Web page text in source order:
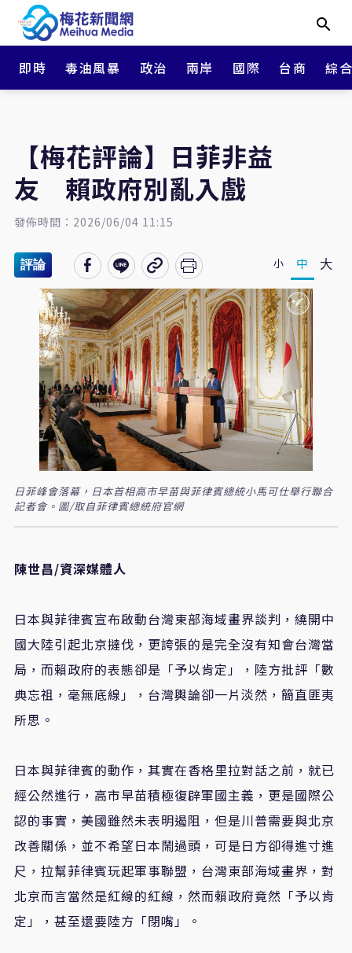
即時 毒油風暴 政治 兩岸 國際 台商 綜
【梅花評論】日菲非益
友 賴政府別亂入戲
發佈時間：2026/06/04 11:15
評論 小 中 大
日菲峰會落幕，日本首相高市早苗與菲律賓總統小馬可仕舉行聯合
記者會。圖/取自菲律賓總統府官網
陳世昌/資深媒體人
日本與菲律賓宣布啟動台灣東部海域畫界談判，繞開中
國大陸引起北京撻伐，更誇張的是完全沒有知會台灣當
局，而賴政府的表態卻是「予以肯定」，陸方批評「數
典忘祖，毫無底線」，台灣輿論卻一片淡然，簡直匪夷
所思。
日本與菲律賓的動作，其實在香格里拉對話之前，就已
經公然進行，高市早苗積極復辟軍國主義，更是國際公
認的事實，美國雖然未表明遏阻，但是川普需要與北京
改善關係，並不希望日本鬧過頭，可是日方卻得進寸進
尺，拉幫菲律賓玩起軍事聯盟，台灣東部海域畫界，對
北京而言當然是紅線的紅線，然而賴政府竟然「予以肯
定」，甚至還要陸方「閉嘴」。